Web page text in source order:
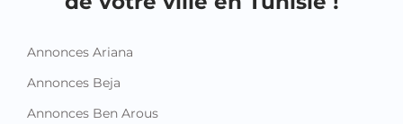
Annonces Ariana
Annonces Beja
Annonces Ben Arous